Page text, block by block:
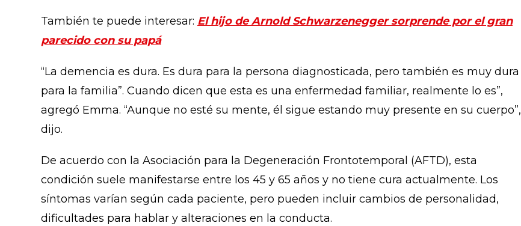
También te puede interesar: El hijo de Arnold Schwarzenegger sorprende por el gran
parecido con su papá
“La demencia es dura. Es dura para la persona diagnosticada, pero también es muy dura
para la familia”. Cuando dicen que esta es una enfermedad familiar, realmente lo es”,
agregó Emma. “Aunque no esté su mente, él sigue estando muy presente en su cuerpo”,
dijo.
De acuerdo con la Asociación para la Degeneración Frontotemporal (AFTD), esta
condición suele manifestarse entre los 45 y 65 años y no tiene cura actualmente. Los
síntomas varían según cada paciente, pero pueden incluir cambios de personalidad,
dificultades para hablar y alteraciones en la conducta.